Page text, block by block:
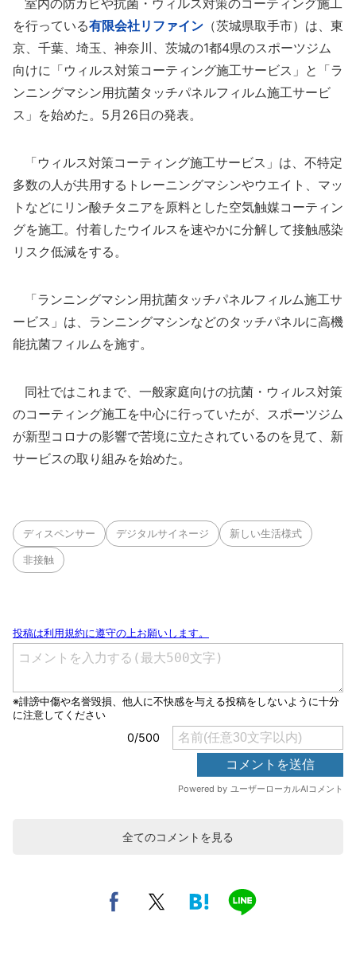
を行っている有限会社リファイン （茨城県取手市）は、東
京、千葉、埼玉、神奈川、茨城の1都4県のスポーツジム
向けに「ウィルス対策コーティング施工サービス」と「ラ
ンニングマシン用抗菌タッチパネルフィルム施工サービ
ス」を始めた。5月26日の発表。
「ウィルス対策コーティング施工サービス」は、不特定
多数の人が共用するトレーニングマシンやウエイト、マッ
トなどにリン酸チタニアを原料とした空気触媒コーティン
グを施工。付着したウイルスを速やかに分解して接触感染
リスク低減をする。
「ランニングマシン用抗菌タッチパネルフィルム施工サ
ービス」は、ランニングマシンなどのタッチパネルに高機
能抗菌フィルムを施す。
同社ではこれまで、一般家庭向けの抗菌・ウィルス対策
のコーティング施工を中心に行っていたが、スポーツジム
が新型コロナの影響で苦境に立たされているのを見て、新
サービスの取り組みを始めた。
ディスペンサー デジタルサイネージ 新しい生活様式
非接触
全てのコメントを見る